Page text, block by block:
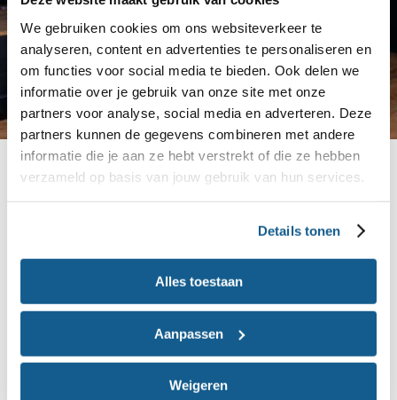
We gebruiken cookies om ons websiteverkeer te
analyseren, content en advertenties te personaliseren en
om functies voor social media te bieden. Ook delen we
informatie over je gebruik van onze site met onze
partners voor analyse, social media en adverteren. Deze
partners kunnen de gegevens combineren met andere
informatie die je aan ze hebt verstrekt of die ze hebben
verzameld op basis van jouw gebruik van hun services.
Details tonen
Alles toestaan
Aanpassen
Weigeren
Hulp bij eetopvoeding
Eten gaat beter en makkelijker als je vaste regels
tips voor het inrichten van eetmomenten.
Ouders betrekken bij gezonde